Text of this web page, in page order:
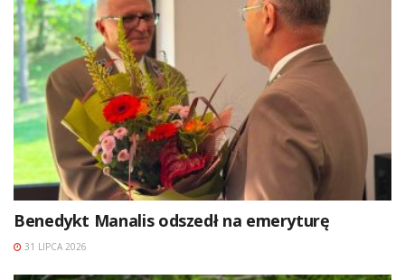
Benedykt Manalis odszedł na emeryturę
31 LIPCA 2026